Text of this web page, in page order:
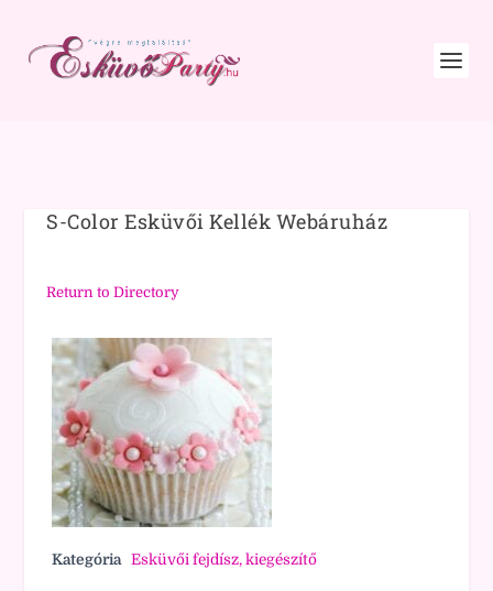
S-Color Esküvői Kellék Webáruház
Return to Directory
Kategória Esküvői fejdísz, kiegészítő